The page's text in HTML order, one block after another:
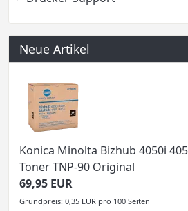
Neue Artikel
Konica Minolta Bizhub 4050i
Toner TNP-90 Original
69,95 EUR
Grundpreis: 0,35 EUR pro 100 Seiten